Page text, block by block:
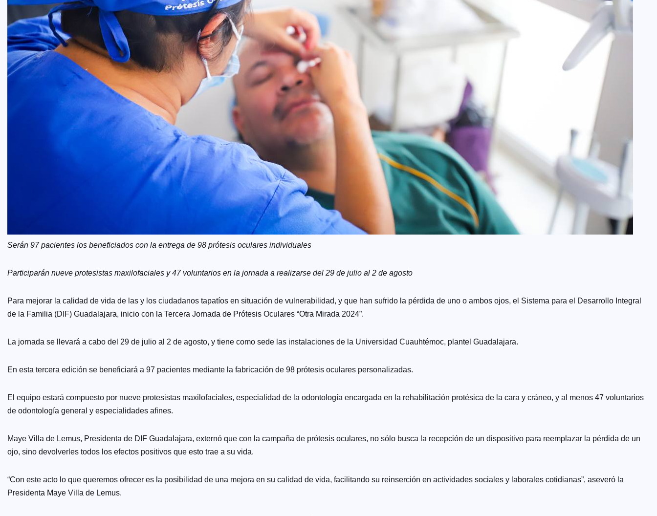
Serán 97 pacientes los beneficiados con la entrega de 98 prótesis oculares individuales
Participarán nueve protesistas maxilofaciales y 47 voluntarios en la jornada a realizarse del 29 de julio al 2 de agosto
Para mejorar la calidad de vida de las y los ciudadanos tapatíos en situación de vulnerabilidad, y que han sufrido la pérdida de uno o ambos ojos, el Sistema para el Desarrollo Integral
de la Familia (DIF) Guadalajara, inicio con la Tercera Jornada de Prótesis Oculares “Otra Mirada 2024”.
La jornada se llevará a cabo del 29 de julio al 2 de agosto, y tiene como sede las instalaciones de la Universidad Cuauhtémoc, plantel Guadalajara.
En esta tercera edición se beneficiará a 97 pacientes mediante la fabricación de 98 prótesis oculares personalizadas.
El equipo estará compuesto por nueve protesistas maxilofaciales, especialidad de la odontología encargada en la rehabilitación protésica de la cara y cráneo, y al menos 47 voluntarios
de odontología general y especialidades afines.
Maye Villa de Lemus, Presidenta de DIF Guadalajara, externó que con la campaña de prótesis oculares, no sólo busca la recepción de un dispositivo para reemplazar la pérdida de un
ojo, sino devolverles todos los efectos positivos que esto trae a su vida.
“Con este acto lo que queremos ofrecer es la posibilidad de una mejora en su calidad de vida, facilitando su reinserción en actividades sociales y laborales cotidianas”, aseveró la
Presidenta Maye Villa de Lemus.